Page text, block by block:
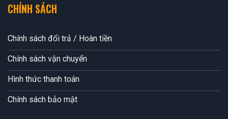
CHÍNH SÁCH
Chính sách đổi trả / Hoàn tiền
Chính sách vận chuyển
Hình thức thanh toán
Chính sách bảo mật